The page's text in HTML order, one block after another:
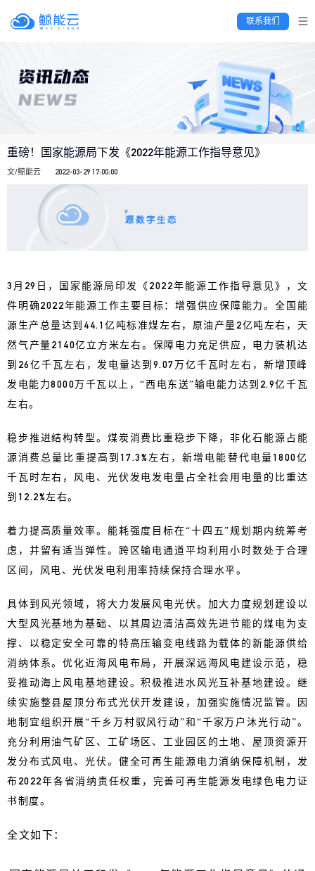
重磅！国家能源局下发《2022年能源工作指导意见》
文/鲸能云 2022-03-29 17:00:00
3月29日，国家能源局印发《2022年能源工作指导意见》，文
件明确2022年能源工作主要目标：增强供应保障能力。全国能
源生产总量达到44.1亿吨标准煤左右，原油产量2亿吨左右，天
然气产量2140亿立方米左右。保障电力充足供应，电力装机达
到26亿千瓦左右，发电量达到9.07万亿千瓦时左右，新增顶峰
发电能力8000万千瓦以上，“西电东送”输电能力达到2.9亿千瓦
左右。
稳步推进结构转型。煤炭消费比重稳步下降，非化石能源占能
源消费总量比重提高到17.3%左右，新增电能替代电量1800亿
千瓦时左右，风电、光伏发电发电量占全社会用电量的比重达
到12.2%左右。
着力提高质量效率。能耗强度目标在“十四五”规划期内统筹考
虑，并留有适当弹性。跨区输电通道平均利用小时数处于合理
区间，风电、光伏发电利用率持续保持合理水平。
具体到风光领域，将大力发展风电光伏。加大力度规划建设以
大型风光基地为基础、以其周边清洁高效先进节能的煤电为支
撑、以稳定安全可靠的特高压输变电线路为载体的新能源供给
消纳体系。优化近海风电布局，开展深远海风电建设示范，稳
妥推动海上风电基地建设。积极推进水风光互补基地建设。继
续实施整县屋顶分布式光伏开发建设，加强实施情况监管。因
地制宜组织开展“千乡万村驭风行动”和“千家万户沐光行动”。
充分利用油气矿区、工矿场区、工业园区的土地、屋顶资源开
发分布式风电、光伏。健全可再生能源电力消纳保障机制，发
布2022年各省消纳责任权重，完善可再生能源发电绿色电力证
书制度。
全文如下：